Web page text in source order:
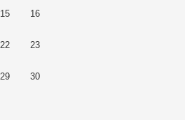
15 16
22 23
29 30